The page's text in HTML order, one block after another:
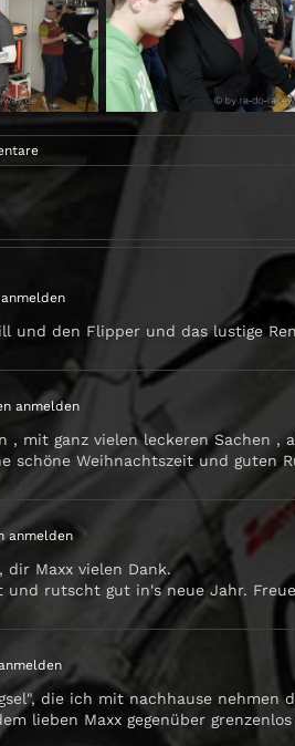
und den Flipper und das lustige
anmelden
, mit ganz vielen leckeren Sachen
schöne Weihnachtszeit und guten
anmelden
Maxx vielen Dank.
rutscht gut in's neue Jahr.
die ich mit nachhause
lieben Maxx gegenüber